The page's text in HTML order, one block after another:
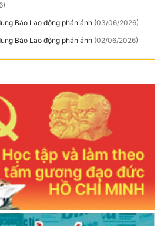
Báo Lao động phản ánh (03/06/2026)
Báo Lao động phản ánh (02/06/2026)